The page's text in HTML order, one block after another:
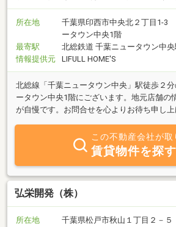
所在地
千葉県印西市中央北２丁目1-3
ータウン中央1階
最寄駅
北総鉄道 千葉ニュータウン中
情報提供元
LIFULL HOME'S
北総線「千葉ニュータウン中央」駅徒歩２
ータウン中央1階にございます。地元店舗の
が自慢です。お問合せを心よりお待ち申し上
この不動産会社が取
賃貸物件を探す
弘栄開発（株）
所在地
千葉県松戸市秋山１丁目２－５